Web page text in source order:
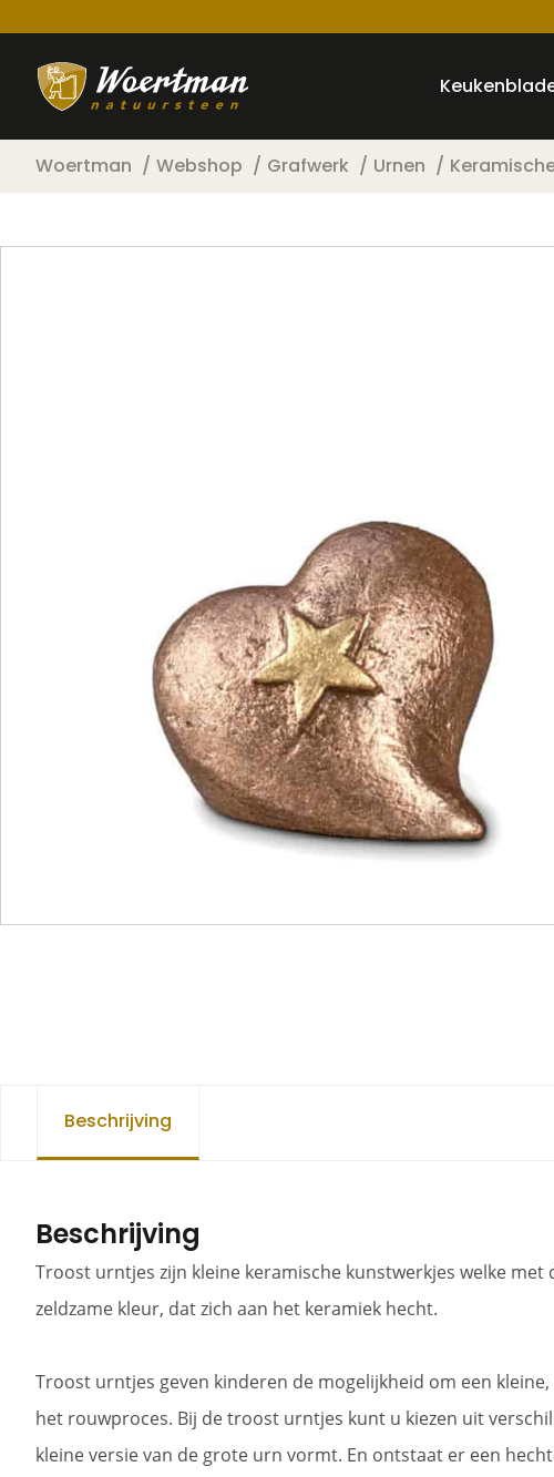
Woertman Webshop Grafwerk Urnen
Beschrijving
Beschrijving
Troost urntjes zijn kleine keramische kunstwerkjes welke
zeldzame kleur, dat zich aan het keramiek hecht.
Troost urntjes geven kinderen de mogelijkheid om een
het rouwproces. Bij de troost urntjes kunt u kiezen uit
kleine versie van de grote urn vormt. En ontstaat er een